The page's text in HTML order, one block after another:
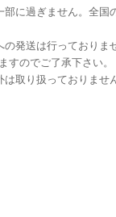
に過ぎません。全国
発送は行っておりま
すのでご了承下さい。
取り扱っておりません